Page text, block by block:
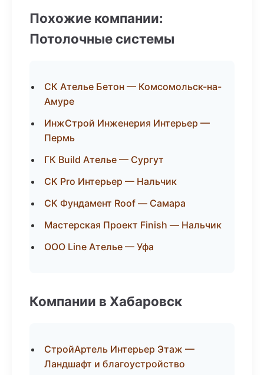
Похожие компании:
Потолочные системы
СК Ателье Бетон — Комсомольск-на-
Амуре
ИнжСтрой Инженерия Интерьер —
Пермь
ГК Build Ателье — Сургут
СК Pro Интерьер — Нальчик
СК Фундамент Roof — Самара
Мастерская Проект Finish — Нальчик
ООО Line Ателье — Уфа
Компании в Хабаровск
СтройАртель Интерьер Этаж —
Ландшафт и благоустройство